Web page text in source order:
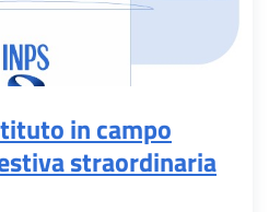
in campo
straordinaria